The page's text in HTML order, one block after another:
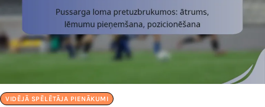
VIDĒJĀ SPĒLĒTĀJA PIENĀKUMI